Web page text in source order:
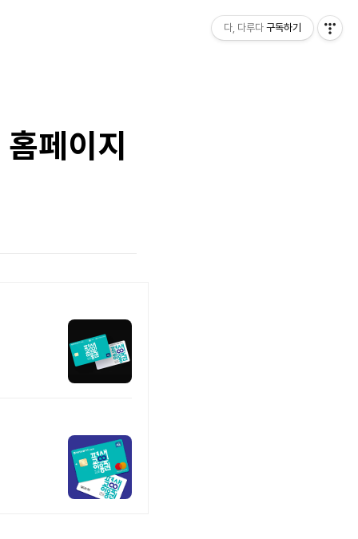
페이지
다, 다루다 구독하기